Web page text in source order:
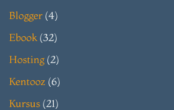
Blogger (4)
Ebook (32)
Hosting(2)
Kentooz (6)
Kursus (21)